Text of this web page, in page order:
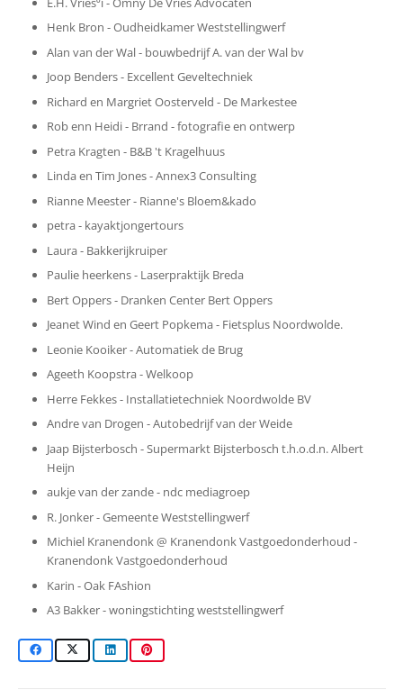
Henk Bron - Oudheidkamer Weststellingwerf
Alan van der Wal - bouwbedrijf A. van der Wal bv
Joop Benders - Excellent Geveltechniek
Richard en Margriet Oosterveld - De Markestee
Rob enn Heidi - Brrand - fotografie en ontwerp
Petra Kragten - B&B 't Kragelhuus
Linda en Tim Jones - Annex3 Consulting
Rianne Meester - Rianne's Bloem&kado
petra - kayaktjongertours
Laura - Bakkerijkruiper
Paulie heerkens - Laserpraktijk Breda
Bert Oppers - Dranken Center Bert Oppers
Jeanet Wind en Geert Popkema - Fietsplus Noordwolde.
Leonie Kooiker - Automatiek de Brug
Ageeth Koopstra - Welkoop
Herre Fekkes - Installatietechniek Noordwolde BV
Andre van Drogen - Autobedrijf van der Weide
Jaap Bijsterbosch - Supermarkt Bijsterbosch t.h.o.d.n. Albert
Heijn
aukje van der zande - ndc mediagroep
R. Jonker - Gemeente Weststellingwerf
Michiel Kranendonk @ Kranendonk Vastgoedonderhoud -
Kranendonk Vastgoedonderhoud
Karin - Oak FAshion
A3 Bakker - woningstichting weststellingwerf